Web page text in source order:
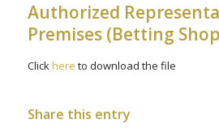
Authorized
Premises (Betting
Clickhere to download the file
Share this entry